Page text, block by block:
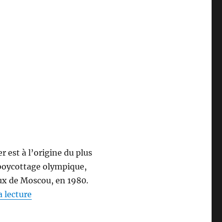
est à l’origine du plus
olympique,
de Moscou, en 1980.
lecture